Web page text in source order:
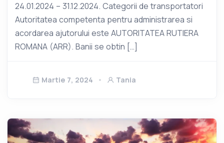
24.01.2024 – 31.12.2024. Categorii de transportatori
Autoritatea competenta pentru administrarea si
acordarea ajutorului este AUTORITATEA RUTIERA
ROMANA (ARR). Banii se obtin […]
Martie 7, 2024 Tania